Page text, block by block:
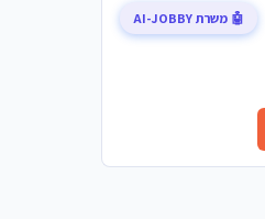
🤖 משרת AI-JOBBY